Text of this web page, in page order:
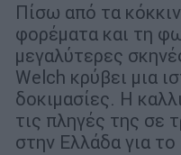
Πίσω από τα
φορέματα και τη
μεγαλύτερες
Welch κρύβει μια
δοκιμασίες. Η
τις πληγές της σε
στην Ελλάδα για